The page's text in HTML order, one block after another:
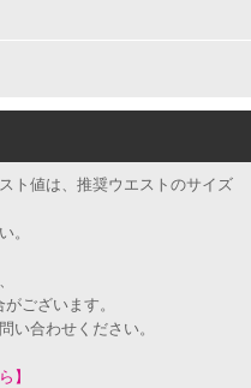
ト値は、推奨ウエストのサイズ
。
ございます。
い合わせください。
】